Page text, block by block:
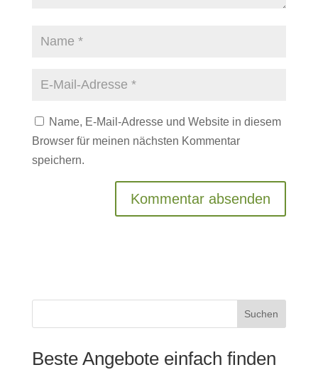
Name, E-Mail-Adresse und Website in diesem
Browser für meinen nächsten Kommentar
speichern.
Suchen
Beste Angebote einfach finden